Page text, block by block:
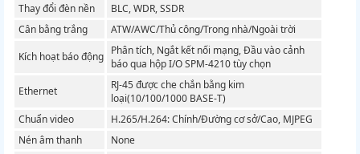
Thay đổi đèn nền
BLC, WDR, SSDR
Cân bằng trắng
ATW/AWC/Thủ công/Trong nhà/Ngoài trời
Kích hoạt báo động Phân tích, Ngắt kết nối mạng, Đầu vào cảnh
báo qua hộp I/O SPM-4210 tùy chọn
Ethernet
RJ-45 được che chắn bằng kim
loại(10/100/1000 BASE-T)
Chuẩn video
H.265/H.264: Chính/Đường cơ sở/Cao, MJPEG
Nén âm thanh
None